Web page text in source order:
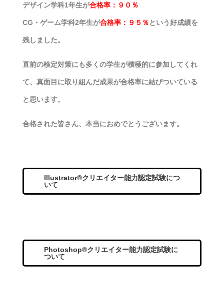
デザイン学科1年生が合格率：９０％
CG・ゲーム学科2年生が合格率：９５％という好成績を
残しました。
直前の検定対策にも多くの学生が積極的に参加してくれ
て、真面目に取り組んだ成果が合格率に結びついている
と思います。
合格された皆さん、本当におめでとうございます。
Illustrator®クリエイター能力認定試験につ
いて
Photoshop®クリエイター能力認定試験に
ついて